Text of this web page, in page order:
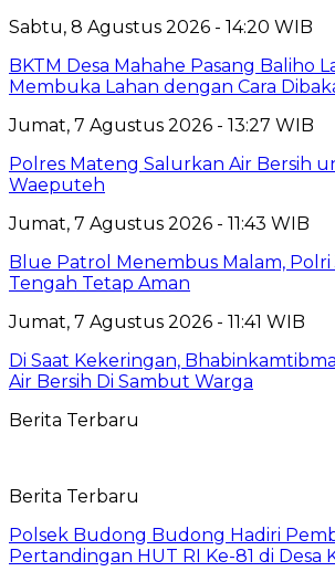
Sabtu, 8 Agustus 2026 - 14:20 WIB
BKTM Desa Mahahe Pasang Baliho
Membuka Lahan dengan Cara
Jumat, 7 Agustus 2026 - 13:27 WIB
Polres Mateng Salurkan Air Bersih
Waeputeh
Jumat, 7 Agustus 2026 - 11:43 WIB
Blue Patrol Menembus Malam, Polri
Tengah Tetap Aman
Jumat, 7 Agustus 2026 - 11:41 WIB
Di Saat Kekeringan,
Air Bersih Di Sambut Warga
Berita Terbaru
Berita Terbaru
Polsek Budong Budong Hadiri
Pertandingan HUT RI Ke-81 di Desa